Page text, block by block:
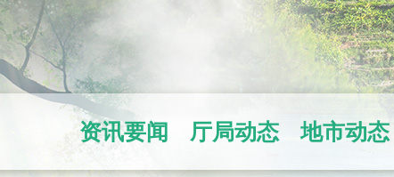
资讯要闻 厅局动态 地市动态